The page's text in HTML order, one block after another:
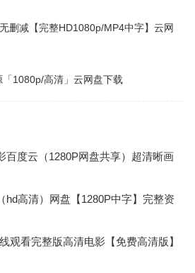
删减【完整HD1080p/MP4中字】云网
1080p/高清」云网盘下载
百度云（1280P网盘共享）超清晰画
hd高清）网盘【1280P中字】完整资
观看完整版高清电影【免费高清版】